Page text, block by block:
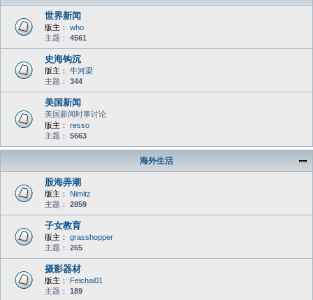
世界新闻
版主：
who
主题： 4561
史海钩沉
版主：
牛河梁
主题： 344
美国新闻
美国新闻时事讨论
版主：
resso
主题： 5663
海外生活
股海弄潮
版主：
Nimitz
主题： 2859
子女教育
版主：
grasshopper
主题： 265
摄影器材
版主：
Feichai01
主题： 189